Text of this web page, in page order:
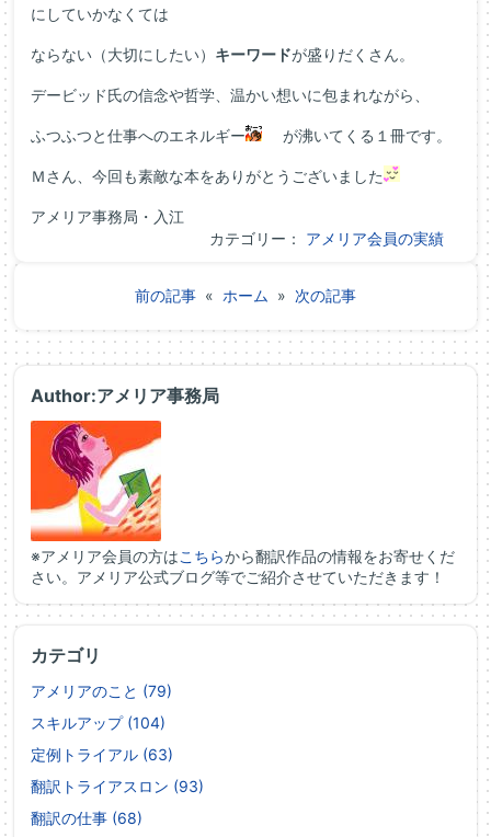
にしていかなくては
ならない（大切にしたい） キーワードが盛りだくさん。
デービッド氏の信念や哲学、温かい想いに包まれながら、
ふつふつと仕事へのエネルギー が沸いてくる１冊です。
Ｍさん、今回も素敵な本をありがとうございました
アメリア事務局・入江
カテゴリー： アメリア会員の実績
前の記事 « ホーム » 次の記事
Author:アメリア事務局
※アメリア会員の方はこちらから翻訳作品の情報をお寄せくだ
さい。アメリア公式ブログ等でご紹介させていただきます！
カテゴリ
アメリアのこと (79)
スキルアップ (104)
定例トライアル (63)
翻訳トライアスロン (93)
翻訳の仕事 (68)